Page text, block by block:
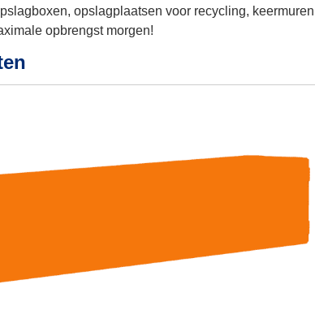
opslagplaatsen voor recycling,
opbrengst morgen!